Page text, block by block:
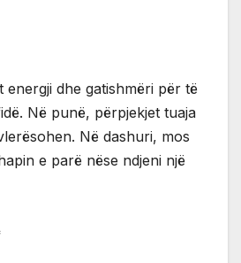
energji dhe gatishmëri për të
Në punë, përpjekjet tuaja
Në dashuri, mos
e parë nëse ndjeni një